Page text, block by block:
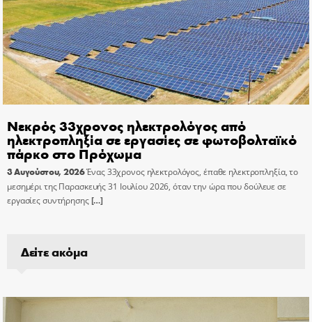
Νεκρός 33χρονος ηλεκτρολόγος από
ηλεκτροπληξία σε εργασίες σε φωτοβολταϊκό
πάρκο στο Πρόχωμα
3 Αυγούστου, 2026Ένας 33χρονος ηλεκτρολόγος, έπαθε ηλεκτροπληξία, το
μεσημέρι της Παρασκευής 31 Ιουλίου 2026, όταν την ώρα που δούλευε σε
εργασίες συντήρησης[…]
Δείτε ακόμα